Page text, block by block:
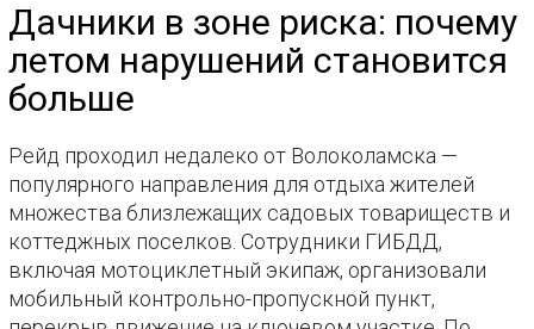
Дачники в зоне риска: почему
летом нарушений становится
больше
Рейд проходил недалеко от Волоколамска —
популярного направления для отдыха жителей
множества близлежащих садовых товариществ и
коттеджных поселков. Сотрудники ГИБДД,
включая мотоциклетный экипаж, организовали
мобильный контрольно-пропускной пункт,